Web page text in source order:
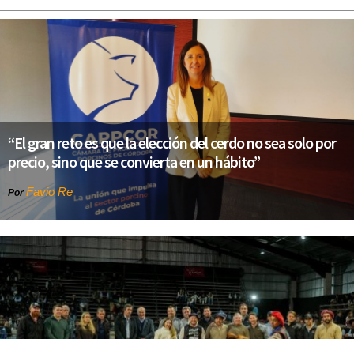
“El gran reto es que la elección del cerdo no sea solo por
precio, sino que se convierta en un hábito”
Por Favio Re